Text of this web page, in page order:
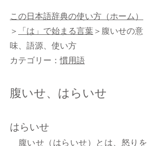
この日本語辞典の使い方（ホーム）
＞「は」で始まる言葉＞腹いせの意
味、語源、使い方
カテゴリー：慣用語
腹いせ、はらいせ
はらいせ